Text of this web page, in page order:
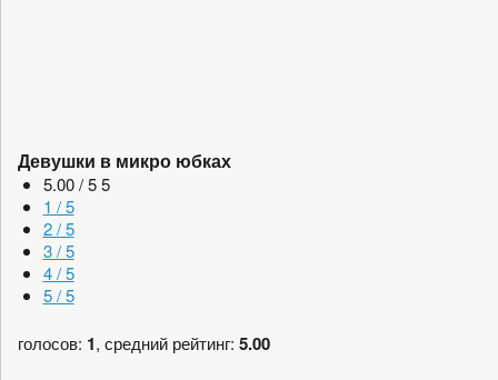
Девушки в микро юбках
5.00 / 5 5
1 / 5
2 / 5
3 / 5
4 / 5
5 / 5
голосов: 1, средний рейтинг: 5.00